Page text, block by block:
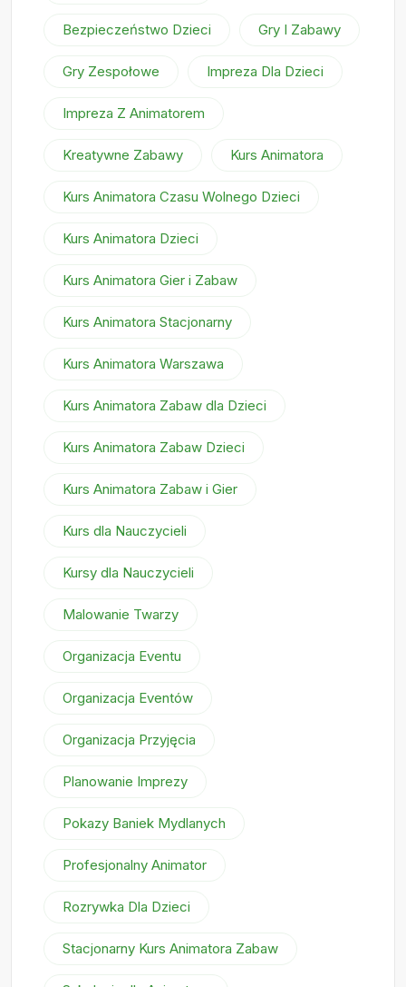
Bezpieczeństwo Dzieci Gry I Zabawy
Gry Zespołowe Impreza Dla Dzieci
Impreza Z Animatorem
Kreatywne Zabawy Kurs Animatora
Kurs Animatora Czasu Wolnego Dzieci
Kurs Animatora Dzieci
Kurs Animatora Gier i Zabaw
Kurs Animatora Stacjonarny
Kurs Animatora Warszawa
Kurs Animatora Zabaw dla Dzieci
Kurs Animatora Zabaw Dzieci
Kurs Animatora Zabaw i Gier
Kurs dla Nauczycieli
Kursy dla Nauczycieli
Malowanie Twarzy
Organizacja Eventu
Organizacja Eventów
Organizacja Przyjęcia
Planowanie Imprezy
Pokazy Baniek Mydlanych
Profesjonalny Animator
Rozrywka Dla Dzieci
Stacjonarny Kurs Animatora Zabaw